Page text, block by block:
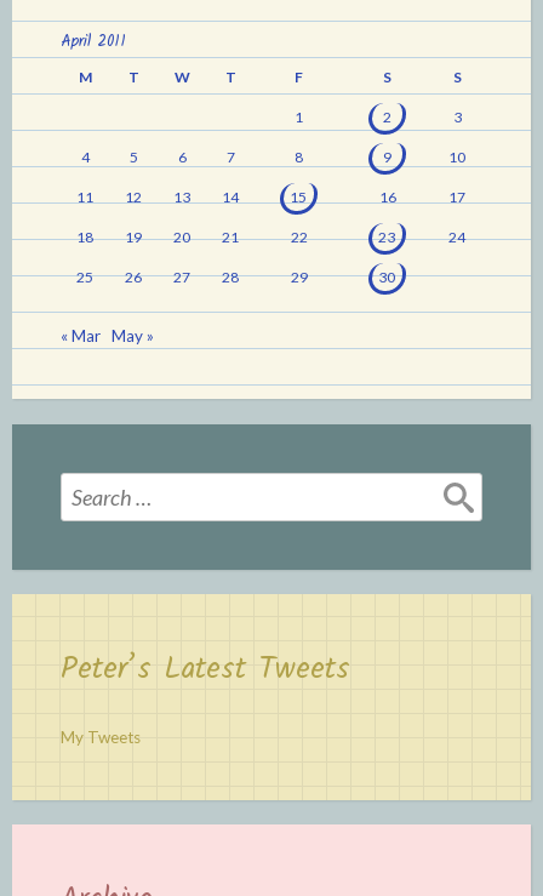
April 2011
M T W T F S S
1 2 3
4 5 6 7 8 9 10
11 12 13 14 15 16 17
18 19 20 21 22 23 24
25 26 27 28 29 30
« Mar May »
Search
for:
Peter’s Latest Tweets
My Tweets